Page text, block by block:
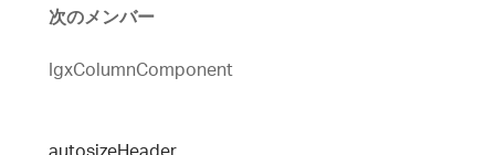
次のメンバー
IgxColumnComponent